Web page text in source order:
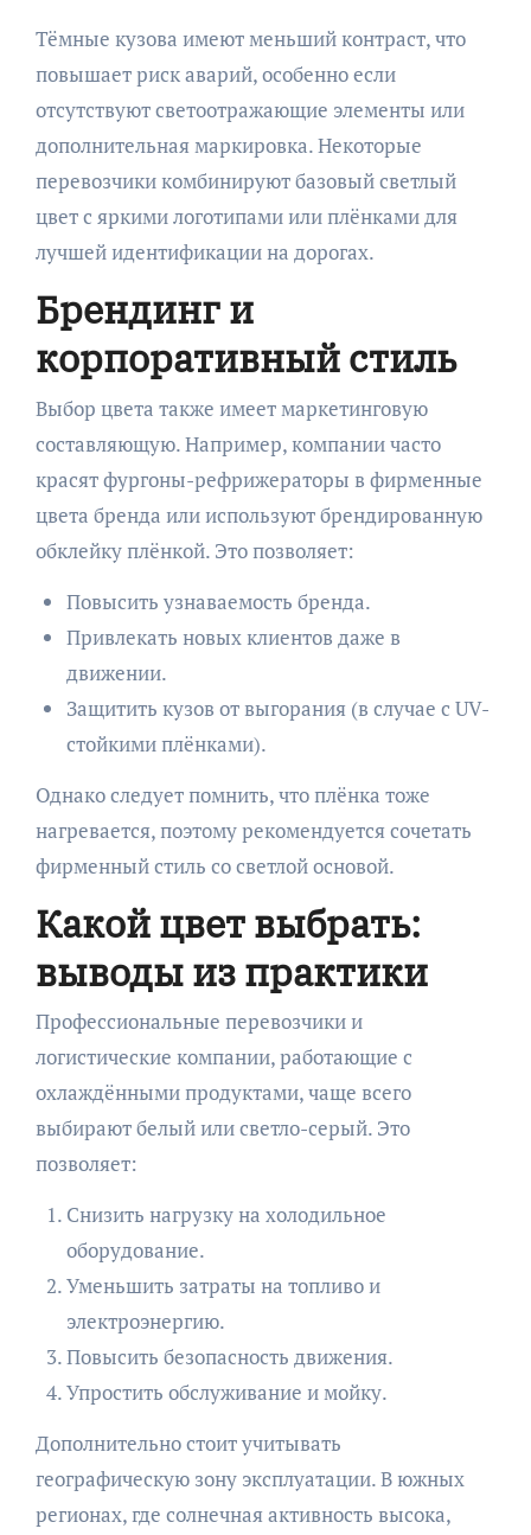
Тёмные кузова имеют меньший контраст, что
повышает риск аварий, особенно если
отсутствуют светоотражающие элементы или
дополнительная маркировка. Некоторые
перевозчики комбинируют базовый светлый
цвет с яркими логотипами или плёнками для
лучшей идентификации на дорогах.
Брендинг и
корпоративный стиль
Выбор цвета также имеет маркетинговую
составляющую. Например, компании часто
красят фургоны-рефрижераторы в фирменные
цвета бренда или используют брендированную
обклейку плёнкой. Это позволяет:
Повысить узнаваемость бренда.
Привлекать новых клиентов даже в
движении.
Защитить кузов от выгорания (в случае с UV-
стойкими плёнками).
Однако следует помнить, что плёнка тоже
нагревается, поэтому рекомендуется сочетать
фирменный стиль со светлой основой.
Какой цвет выбрать:
выводы из практики
Профессиональные перевозчики и
логистические компании, работающие с
охлаждёнными продуктами, чаще всего
выбирают белый или светло-серый. Это
позволяет:
Снизить нагрузку на холодильное
оборудование.
Уменьшить затраты на топливо и
электроэнергию.
Повысить безопасность движения.
Упростить обслуживание и мойку.
Дополнительно стоит учитывать
географическую зону эксплуатации. В южных
регионах, где солнечная активность высока,